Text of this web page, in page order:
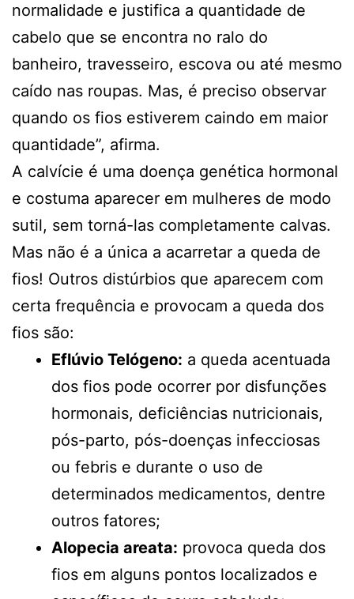
normalidade e justifica a quantidade de
cabelo que se encontra no ralo do
banheiro, travesseiro, escova ou até mesmo
caído nas roupas. Mas, é preciso observar
quando os fios estiverem caindo em maior
quantidade”, afirma.
A calvície é uma doença genética hormonal
e costuma aparecer em mulheres de modo
sutil, sem torná-las completamente calvas.
Mas não é a única a acarretar a queda de
fios! Outros distúrbios que aparecem com
certa frequência e provocam a queda dos
fios são:
Eflúvio Telógeno: a queda acentuada
dos fios pode ocorrer por disfunções
hormonais, deficiências nutricionais,
pós-parto, pós-doenças infecciosas
ou febris e durante o uso de
determinados medicamentos, dentre
outros fatores;
Alopecia areata: provoca queda dos
fios em alguns pontos localizados e